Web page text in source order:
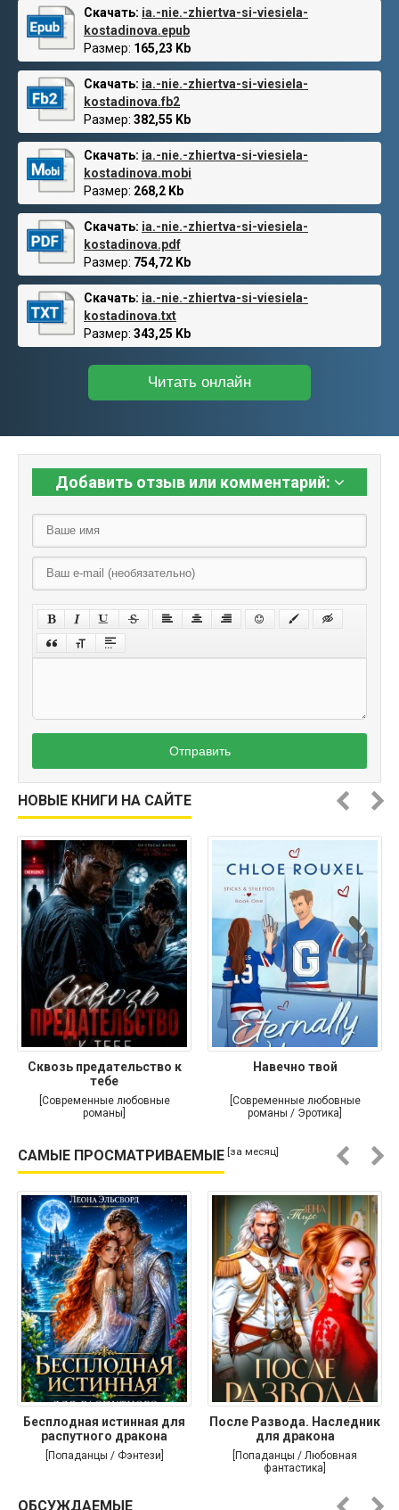
Скачать: ia.-nie.-zhiertva-si-viesiela-
kostadinova.epub
Размер: 165,23 Kb
Скачать: ia.-nie.-zhiertva-si-viesiela-
kostadinova.fb2
Размер: 382,55 Kb
Скачать: ia.-nie.-zhiertva-si-viesiela-
kostadinova.mobi
Размер: 268,2 Kb
Скачать: ia.-nie.-zhiertva-si-viesiela-
kostadinova.pdf
Размер: 754,72 Kb
Скачать: ia.-nie.-zhiertva-si-viesiela-
kostadinova.txt
Размер: 343,25 Kb
Читать онлайн
Добавить отзыв или комментарий:
Отправить
НОВЫЕ КНИГИ НА САЙТЕ
Сквозь предательство к
тебе
[Современные любовные
романы]
Навечно твой
[Современные любовные
романы / Эротика]
САМЫЕ ПРОСМАТРИВАЕМЫЕ [за месяц]
Бесплодная истинная для
распутного дракона
[Попаданцы / Фэнтези]
После Развода. Наследник
для дракона
[Попаданцы / Любовная
фантастика]
ОБСУЖДАЕМЫЕ